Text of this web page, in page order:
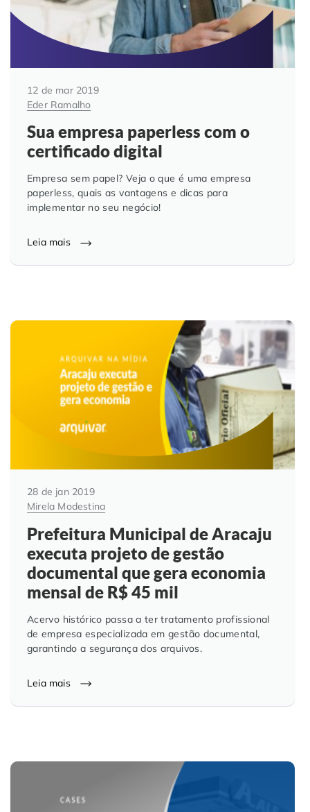
12 de mar 2019
Eder Ramalho
Sua empresa paperless com o
certificado digital
Empresa sem papel? Veja o que é uma empresa
paperless, quais as vantagens e dicas para
implementar no seu negócio!
Leia mais
28 de jan 2019
Mirela Modestina
Prefeitura Municipal de Aracaju
executa projeto de gestão
documental que gera economia
mensal de R$ 45 mil
Acervo histórico passa a ter tratamento profissional
de empresa especializada em gestão documental,
garantindo a segurança dos arquivos.
Leia mais